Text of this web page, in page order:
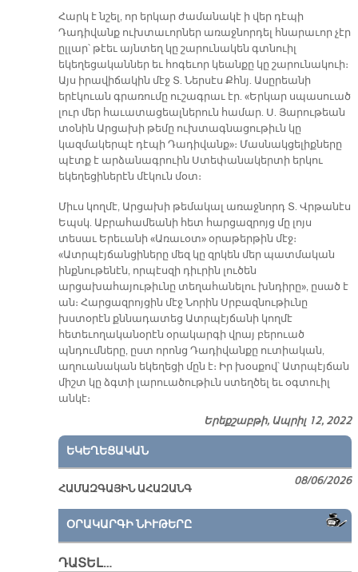
Հարկ է նշել, որ երկար ժամանակէ ի վեր դէպի
Դադիվանք ուխտաւորներ առաջնորդել հնարաւոր չէր
ըլլար՝ թէեւ այնտեղ կը շարունակեն գտնուիլ
եկեղեցականներ եւ հոգեւոր կեանքը կը շարունակուի։
Այս իրավիճակին մէջ Տ. Ներսէս Քհնյ. Ասըրեանի
երէկուան գրառումը ուշագրաւ էր. «Երկար սպասուած
լուր մեր հաւատացեալներուն համար. Ս. Յարութեան
տօնին Արցախի թեմը ուխտագնացութիւն կը
կազմակերպէ դէպի Դադիվանք»։ Մասնակցելիքները
պէտք է արձանագրուին Ստեփանակերտի երկու
եկեղեցիներէն մէկուն մօտ։
Միւս կողմէ, Արցախի թեմակալ առաջնորդ Տ. Վրթանէս
Եպսկ. Աբրահամեանի հետ հարցազրոյց մը լոյս
տեսաւ Երեւանի «Առաւօտ» օրաթերթին մէջ։
«Ատրպէյճանցիները մեզ կը զրկեն մեր պատմական
ինքնութենէն, որպէսզի դիւրին լուծեն
արցախահայութիւնը տեղահանելու խնդիրը», ըսած է
ան։ Հարցազրոյցին մէջ Նորին Սրբազնութիւնը
խստօրէն քննադատեց Ատրպէյճանի կողմէ
հետեւողականօրէն օրակարգի վրայ բերուած
պնդումները, ըստ որոնց Դադիվանքը ուտիական,
աղուանական եկեղեցի մըն է։ Իր խօսքով՝ Ատրպէյճան
միշտ կը ձգտի լարուածութիւն ստեղծել եւ օգտուիլ
անկէ։
Երեքշաբթի, Ապրիլ 12, 2022
ԵԿԵՂԵՑԱԿԱՆ
ՀԱՄԱԶԳԱՅԻՆ ԱՀԱԶԱՆԳ
08/06/2026
ՕՐԱԿԱՐԳԻ ՆԻՒԹԵՐԸ
ԴԱՏԵԼ…